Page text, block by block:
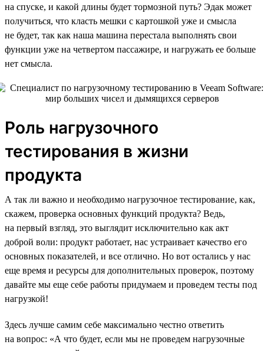
на спуске, и какой длины будет тормозной путь? Эдак может
получиться, что класть мешки с картошкой уже и смысла
не будет, так как наша машина перестала выполнять свои
функции уже на четвертом пассажире, и нагружать ее больше
нет смысла.
Роль нагрузочного
тестирования в жизни
продукта
А так ли важно и необходимо нагрузочное тестирование, как,
скажем, проверка основных функций продукта? Ведь,
на первый взгляд, это выглядит исключительно как акт
доброй воли: продукт работает, нас устраивает качество его
основных показателей, и все отлично. Но вот остались у нас
еще время и ресурсы для дополнительных проверок, поэтому
давайте мы еще себе работы придумаем и проведем тесты под
нагрузкой!
Здесь лучше самим себе максимально честно ответить
на вопрос: «А что будет, если мы не проведем нагрузочные